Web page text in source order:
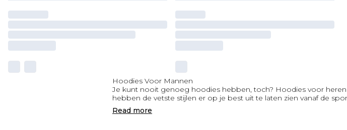
Hoodies Voor Mannen
Je kunt nooit genoeg hoodies hebben, toch? Hoodies voor
hebben de vetste stijlen er op je best uit te laten zien vanaf de
Read more